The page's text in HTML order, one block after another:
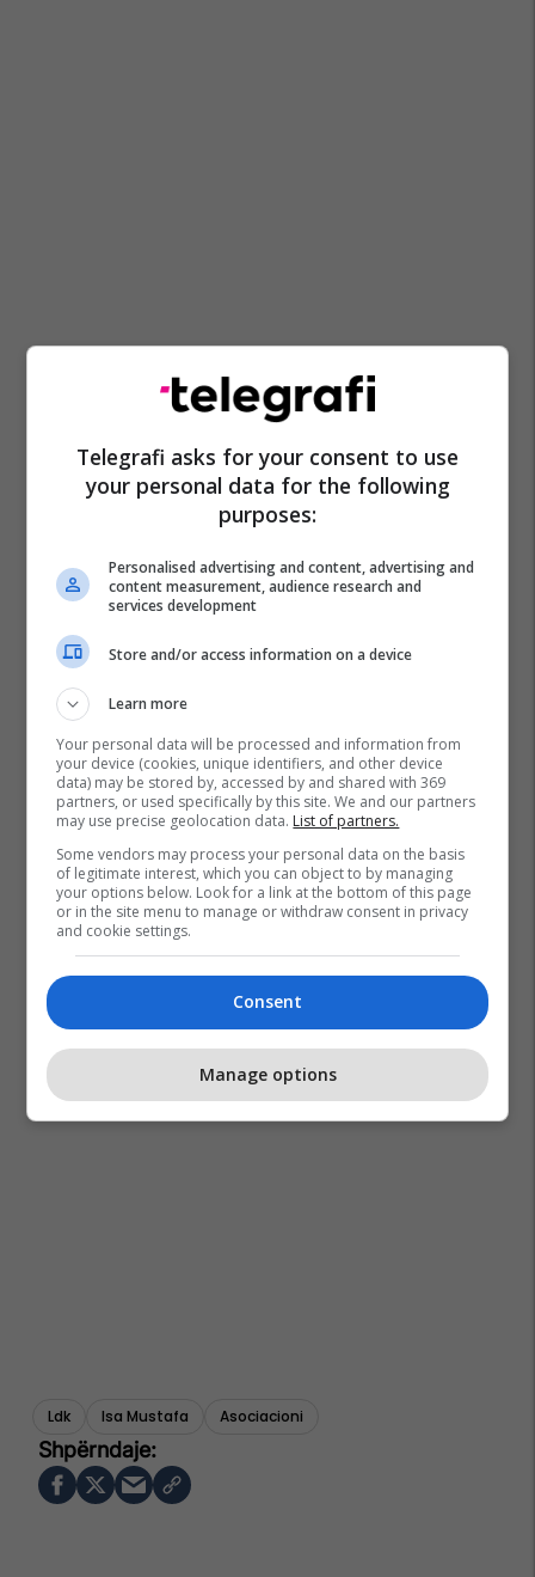
Ldk Isa Mustafa Asociacioni
Telegrafi asks for your consent to use
your personal data for the following
purposes:
Personalised advertising and content, advertising and
content measurement, audience research and
services development
Store and/or access information on a device
Learn more
Your personal data will be processed and information from
your device (cookies, unique identifiers, and other device
data) may be stored by, accessed by and shared with 369
partners, or used specifically by this site. We and our partners
may use precise geolocation data. List of partners.
Some vendors may process your personal data on the basis
of legitimate interest, which you can object to by managing
your options below. Look for a link at the bottom of this page
or in the site menu to manage or withdraw consent in privacy
and cookie settings.
Consent
Manage options